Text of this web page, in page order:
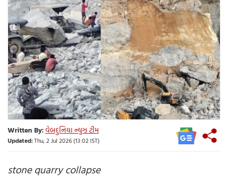
Written By:વેબદુનિયા ન્યુઝ ટીમ
Updated:Thu, 2 Jul 2026 (13:02 IST)
stone quarry collapse